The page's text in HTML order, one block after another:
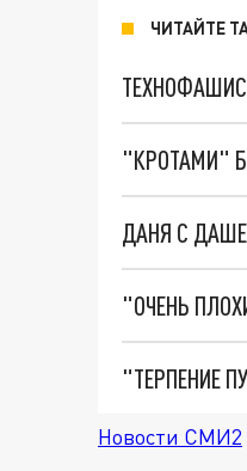
ЧИТАЙТЕ
"КРОТАМИ"
ДАНЯ С
Новости СМИ2